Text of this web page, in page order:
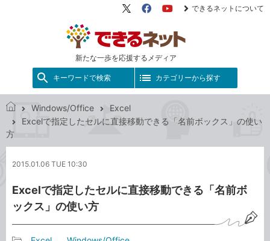
新たな一歩を応援するメディア
X（旧
FacebookYouTube
できるネットについて
キーワードで検索 カテゴリーから探す
で
ッ
Windows/Office
Excel
Excelで指定したセルに直接移動できる「名前ボックス」の使い
方
2015.01.06 TUE 10:30
Excelで指定したセルに直接移動できる「名前ボ
ックス」の使い方